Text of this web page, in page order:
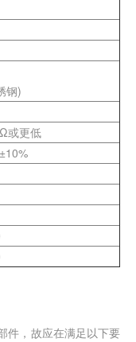
钢)
或更低
件，故应在满足以下要